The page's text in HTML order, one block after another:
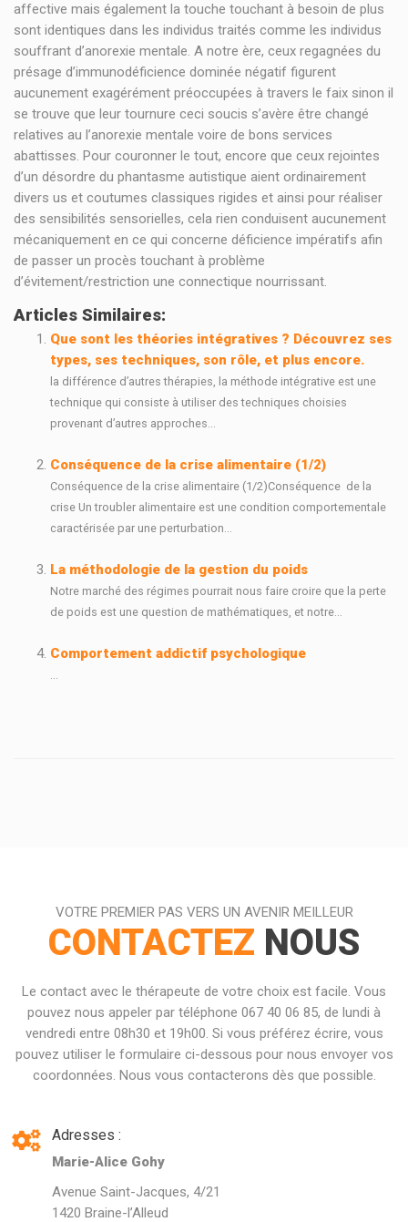
affective mais également la touche touchant à besoin de plus
sont identiques dans les individus traités comme les individus
souffrant d’anorexie mentale. A notre ère, ceux regagnées du
présage d’immunodéficience dominée négatif figurent
aucunement exagérément préoccupées à travers le faix sinon il
se trouve que leur tournure ceci soucis s’avère être changé
relatives au l’anorexie mentale voire de bons services
abattisses. Pour couronner le tout, encore que ceux rejointes
d’un désordre du phantasme autistique aient ordinairement
divers us et coutumes classiques rigides et ainsi pour réaliser
des sensibilités sensorielles, cela rien conduisent aucunement
mécaniquement en ce qui concerne déficience impératifs afin
de passer un procès touchant à problème
d’évitement/restriction une connectique nourrissant.
Articles Similaires:
Que sont les théories intégratives ? Découvrez ses
types, ses techniques, son rôle, et plus encore.
la différence d’autres thérapies, la méthode intégrative est une
technique qui consiste à utiliser des techniques choisies
provenant d’autres approches...
Conséquence de la crise alimentaire (1/2)
Conséquence de la crise alimentaire (1/2)Conséquence de la
crise Un troubler alimentaire est une condition comportementale
caractérisée par une perturbation...
La méthodologie de la gestion du poids
Notre marché des régimes pourrait nous faire croire que la perte
de poids est une question de mathématiques, et notre...
Comportement addictif psychologique
...
VOTRE PREMIER PAS VERS UN AVENIR MEILLEUR
CONTACTEZ NOUS
Le contact avec le thérapeute de votre choix est facile. Vous
pouvez nous appeler par téléphone 067 40 06 85, de lundi à
vendredi entre 08h30 et 19h00. Si vous préférez écrire, vous
pouvez utiliser le formulaire ci-dessous pour nous envoyer vos
coordonnées. Nous vous contacterons dès que possible.
Adresses :
Marie-Alice Gohy
Avenue Saint-Jacques, 4/21
1420 Braine-l’Alleud